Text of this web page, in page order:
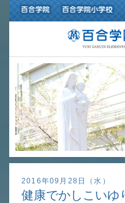
2016年09月28日（水）
健康でかしこいゆ